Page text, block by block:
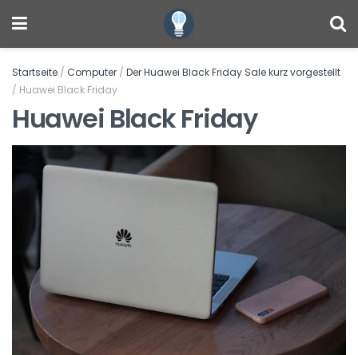
Startseite / Computer / Der Huawei Black Friday Sale kurz vorgestellt
/ Huawei Black Friday
Huawei Black Friday